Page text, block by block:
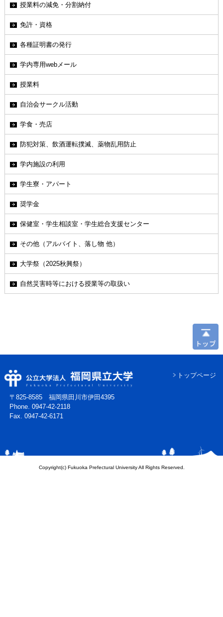
授業料の減免・分割納付
免許・資格
各種証明書の発行
学内専用webメール
授業料
自治会サークル活動
学食・売店
防犯対策、飲酒運転撲滅、薬物乱用防止
学内施設の利用
学生寮・アパート
奨学金
保健室・学生相談室・学生総合支援センター
その他（アルバイト、落し物 他）
大学祭（2025秋興祭）
自然災害時等における授業等の取扱い
〒825-8585 福岡県田川市伊田4395
Phone. 0947-42-2118
Fax. 0947-42-6171
トップページ
Copyright(c) Fukuoka Prefectural University All Rights Reserved.